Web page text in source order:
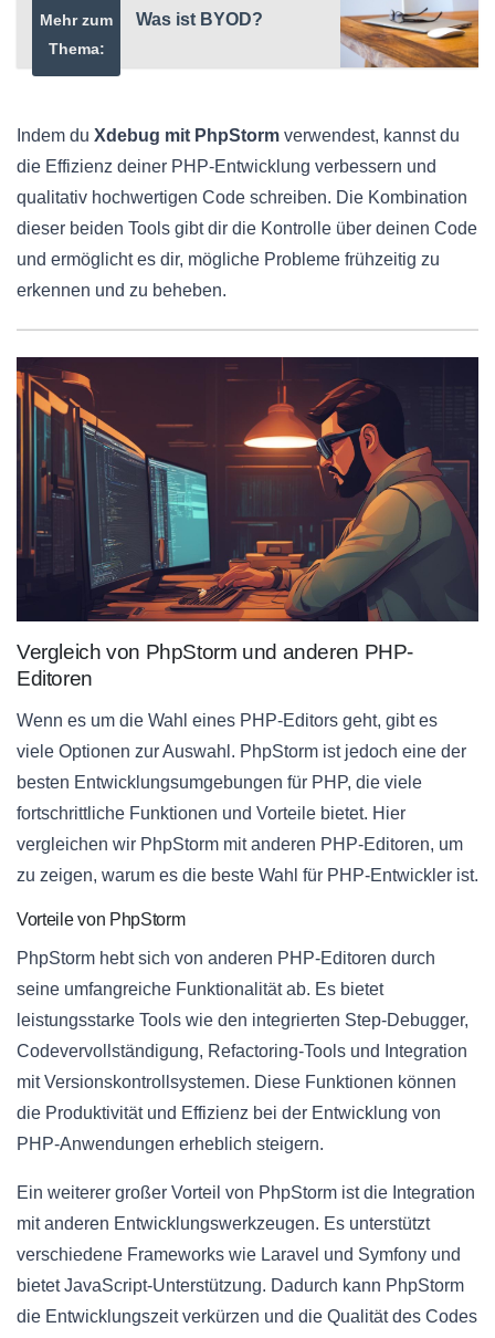
Mehr zum
Thema:
Was ist BYOD?
Indem du Xdebug mit PhpStorm verwendest, kannst du
die Effizienz deiner PHP-Entwicklung verbessern und
qualitativ hochwertigen Code schreiben. Die Kombination
dieser beiden Tools gibt dir die Kontrolle über deinen Code
und ermöglicht es dir, mögliche Probleme frühzeitig zu
erkennen und zu beheben.
Vergleich von PhpStorm und anderen PHP-
Editoren
Wenn es um die Wahl eines PHP-Editors geht, gibt es
viele Optionen zur Auswahl. PhpStorm ist jedoch eine der
besten Entwicklungsumgebungen für PHP, die viele
fortschrittliche Funktionen und Vorteile bietet. Hier
vergleichen wir PhpStorm mit anderen PHP-Editoren, um
zu zeigen, warum es die beste Wahl für PHP-Entwickler ist.
Vorteile von PhpStorm
PhpStorm hebt sich von anderen PHP-Editoren durch
seine umfangreiche Funktionalität ab. Es bietet
leistungsstarke Tools wie den integrierten Step-Debugger,
Codevervollständigung, Refactoring-Tools und Integration
mit Versionskontrollsystemen. Diese Funktionen können
die Produktivität und Effizienz bei der Entwicklung von
PHP-Anwendungen erheblich steigern.
Ein weiterer großer Vorteil von PhpStorm ist die Integration
mit anderen Entwicklungswerkzeugen. Es unterstützt
verschiedene Frameworks wie Laravel und Symfony und
bietet JavaScript-Unterstützung. Dadurch kann PhpStorm
die Entwicklungszeit verkürzen und die Qualität des Codes